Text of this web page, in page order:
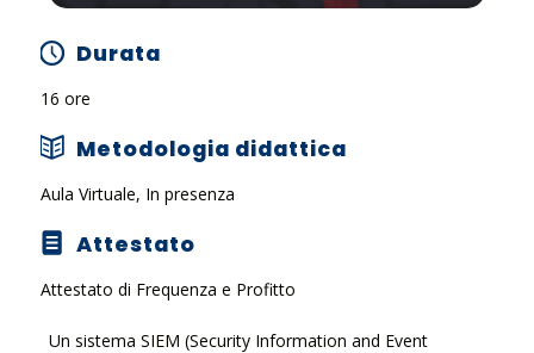
Durata
16 ore
Metodologia didattica
Aula Virtuale, In presenza
Attestato
Attestato di Frequenza e Profitto
Un sistema SIEM (Security Information and Event